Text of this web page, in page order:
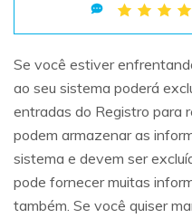
Recoverit
Recupere dados
search
Se você estiver
ao seu sistema poderá
entradas do Registro para
podem armazenar as
sistema e devem ser
pode fornecer muitas
também. Se você quiser